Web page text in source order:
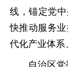
线，锚定党
快推动服务
代化产业体系
自治区党委